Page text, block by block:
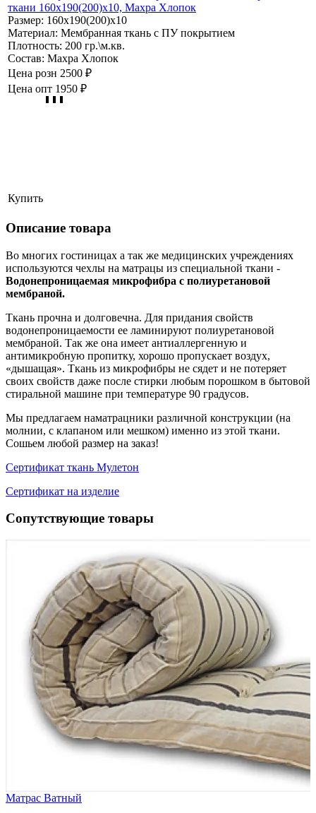
ткани 160х190(200)х10, Махра Хлопок
Размер: 160х190(200)х10
Материал: Мембранная ткань с ПУ покрытием
Плотность: 200 гр.\м.кв.
Состав: Махра Хлопок
Цена розн 2500 ₽
Цена опт 1950 ₽
Купить
Описание товара
Во многих гостиницах а так же медицинских учреждениях
используются чехлы на матрацы из специальной ткани -
Водонепроницаемая микрофибра с полиуретановой
мембраной.
Ткань прочна и долговечна. Для придания свойств
водонепроницаемости ее ламинируют полиуретановой
мембраной. Так же она имеет антиаллергенную и
антимикробную пропитку, хорошо пропускает воздух,
«дышащая». Ткань из микрофибры не сядет и не потеряет
своих свойств даже после стирки любым порошком в бытовой
стиральной машине при температуре 90 градусов.
Мы предлагаем наматрацники различной конструкции (на
молнии, с клапаном или мешком) именно из этой ткани.
Сошьем любой размер на заказ!
Сертификат ткань Мулетон
Сертификат на изделие
Сопутствующие товары
Матрас Ватный